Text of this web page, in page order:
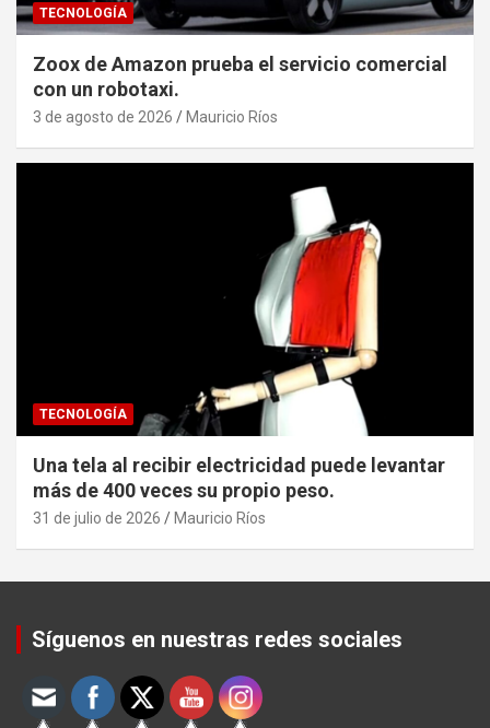
TECNOLOGÍA
Zoox de Amazon prueba el servicio comercial
con un robotaxi.
3 de agosto de 2026 Mauricio Ríos
TECNOLOGÍA
Una tela al recibir electricidad puede levantar
más de 400 veces su propio peso.
31 de julio de 2026 Mauricio Ríos
Síguenos en nuestras redes sociales